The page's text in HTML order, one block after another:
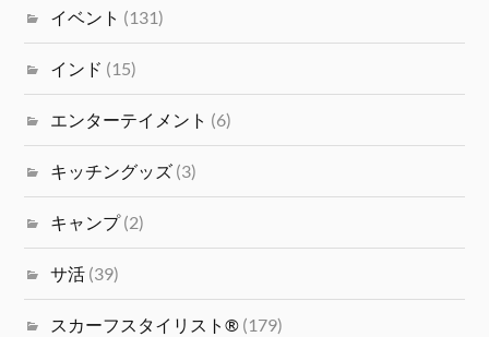
イベント (131)
インド (15)
エンターテイメント (6)
キッチングッズ (3)
キャンプ(2)
サ活 (39)
スカーフスタイリスト® (179)